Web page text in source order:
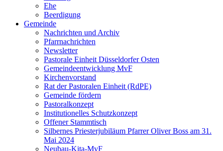
Ehe
Beerdigung
Gemeinde
Nachrichten und Archiv
Pfarrnachrichten
Newsletter
Pastorale Einheit Düsseldorfer Osten
Gemeindeentwicklung MvF
Kirchenvorstand
Rat der Pastoralen Einheit (RdPE)
Gemeinde fördern
Pastoralkonzept
Institutionelles Schutzkonzept
Offener Stammtisch
Silbernes Priesterjubiläum Pfarrer Oliver Boss am 31.
Mai 2024
Neubau-Kita-MvF